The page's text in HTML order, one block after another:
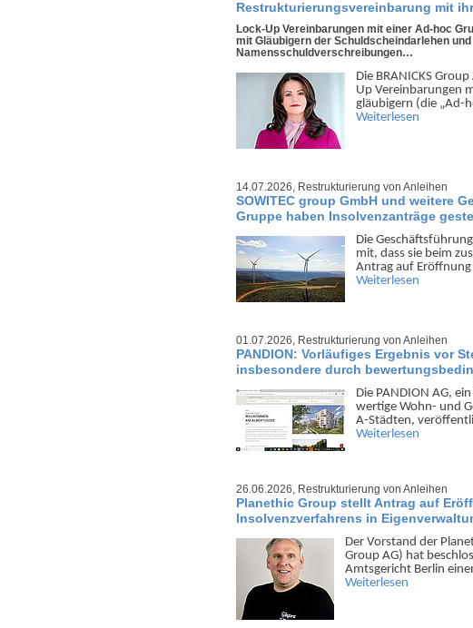
Restrukturierungsvereinbarung mit
Lock-Up Vereinbarungen mit einer Ad-hoc
mit Gläubigern der Schuldscheindarlehen und
Namensschuldverschreibungen…
Die BRANICKS
Up Ver­ein­barungen
gläu­bigern (die „Ad-
Weiterlesen
14.07.2026, Restrukturierung von Anleihen
SOWITEC group GmbH und weitere
Gruppe haben Insolvenzanträge
Die
mit, dass sie beim
Antrag auf
Weiterlesen
01.07.2026, Restrukturierung von Anleihen
PANDION: Vorläufiges Ergebnis vor
insbesondere durch
Die PANDION AG,
wertige Wohn- und
A-Städten,
Weiterlesen
26.06.2026, Restrukturierung von Anleihen
Planethic Group stellt Antrag auf
Insolvenzverfahrens in
Der Vorstand der
Group AG) hat
Amts­gericht Berlin
Weiterlesen